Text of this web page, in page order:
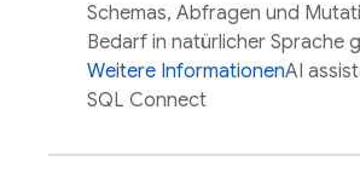
Schemas, Abfragen und
Bedarf in natürlicher Sprache
Weitere InformationenAI
SQL Connect